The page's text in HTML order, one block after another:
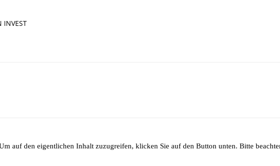
auf den eigentlichen Inhalt zuzugreifen, klicken Sie auf den Button unten. Bitte